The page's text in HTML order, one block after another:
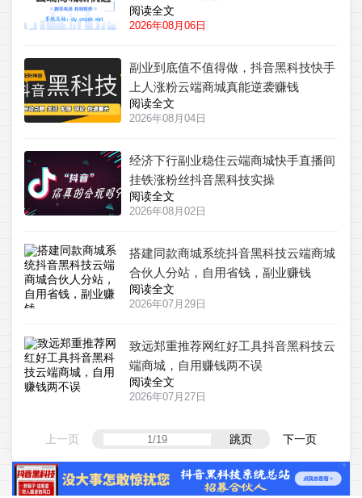
阅读全文
2026年08月06日
副业到底值不值得做，抖音黑科技快手
上人涨粉云端商城真能逆袭赚钱
阅读全文
2026年08月04日
经济下行副业稳住云端商城快手直播间
挂铁涨粉丝抖音黑科技实操
阅读全文
2026年08月02日
搭建同款商城系统抖音黑科技云端商城
合伙人分站，自用省钱，副业赚钱
阅读全文
2026年07月29日
致远郑重推荐网红好工具抖音黑科技云
端商城，自用赚钱两不误
阅读全文
2026年07月27日
上一页 跳页 下一页